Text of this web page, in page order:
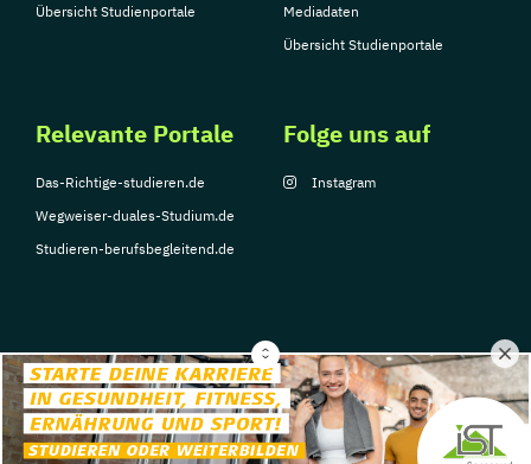
Übersicht Studienportale
Mediadaten
Übersicht Studienportale
Relevante Portale
Das-Richtige-studieren.de
Wegweiser-duales-Studium.de
Studieren-berufsbegleitend.de
Folge uns auf
Instagram
© Copyright 2026, TarGroup Media GmbH
Impressum
Datenschutzerklärung Nutzungsbedingungen